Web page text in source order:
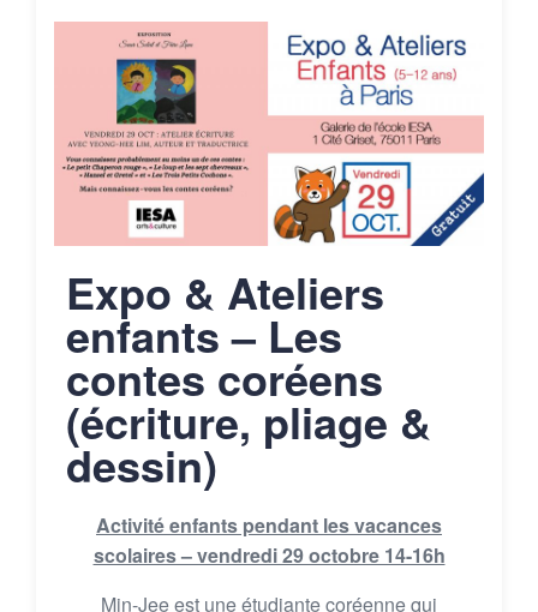
Expo & Ateliers
enfants – Les
contes coréens
(écriture, pliage &
dessin)
Activité enfants pendant les vacances
scolaires – vendredi 29 octobre 14-16h
Min-Jee est une étudiante coréenne qui